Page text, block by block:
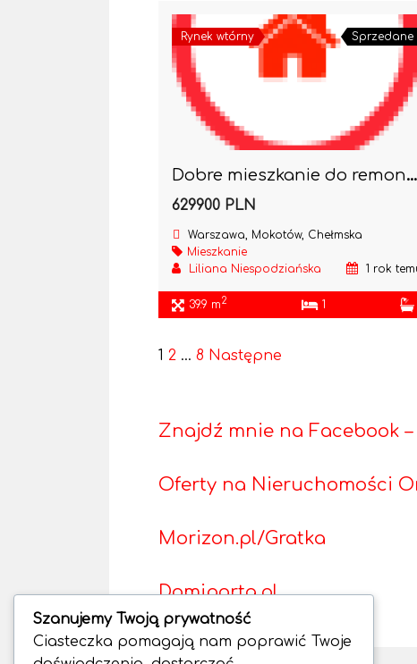
Rynek wtórny Sprzedane
Dobre mieszkanie do remontu Przy Morskim Oku
629900 PLN
Warszawa, Mokotów, Chełmska
Mieszkanie
Liliana Niespodziańska
1 rok
39.9 m2 1
1 2 … 8 Następne
Znajdź mnie na Facebook
Oferty na Nieruchomości
Morizon.pl/Gratka
Domiporta.pl
Szanujemy Twoją prywatność
Ciasteczka pomagają nam poprawić Twoje